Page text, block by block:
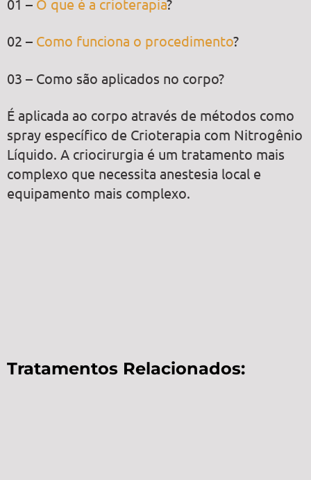
01 – O que é a crioterapia?
02 – Como funciona o procedimento?
03 – Como são aplicados no corpo?
É aplicada ao corpo através de métodos como
spray específico de Crioterapia com Nitrogênio
Líquido. A criocirurgia é um tratamento mais
complexo que necessita anestesia local e
equipamento mais complexo.
Tratamentos Relacionados: